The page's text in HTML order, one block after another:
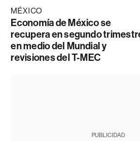
MÉXICO
Economía de México se
recupera en segundo
en medio del Mundial y
revisiones del T-MEC
PUBLICIDAD